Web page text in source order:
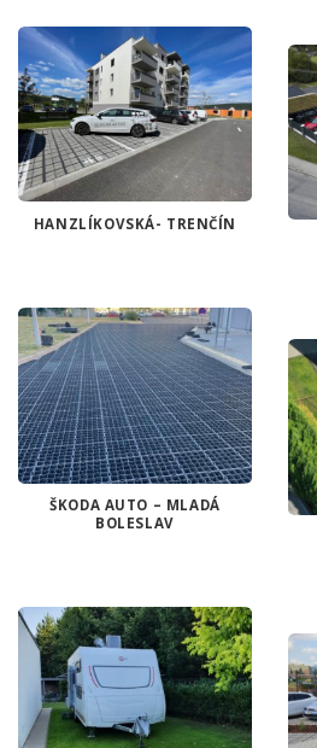
HANZLÍKOVSKÁ- TRENČÍN
ŠKODA AUTO – MLADÁ
BOLESLAV